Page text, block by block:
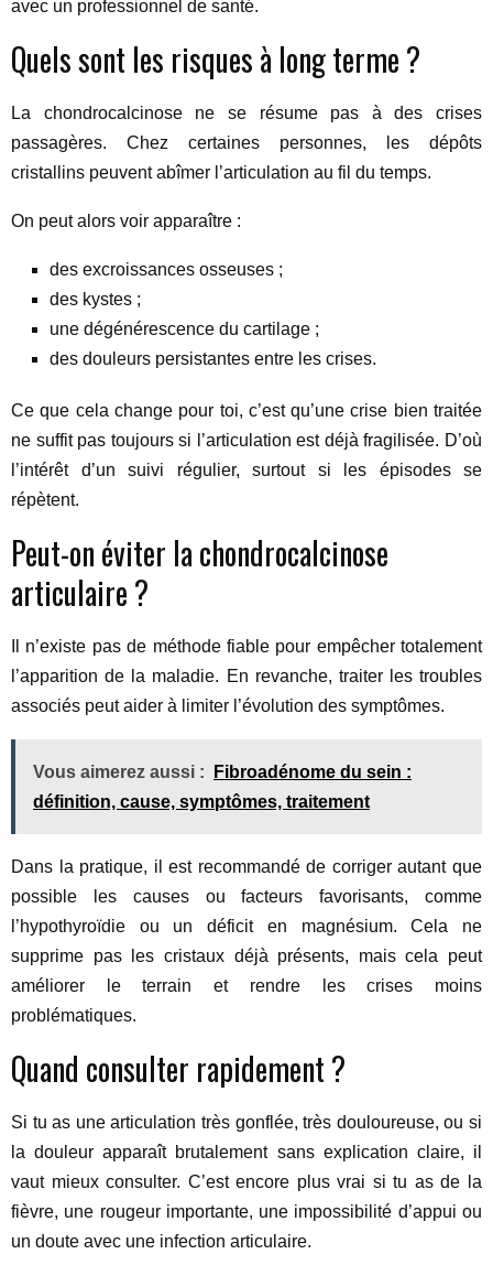
avec un professionnel de santé.
Quels sont les risques à long terme ?
La chondrocalcinose ne se résume pas à des crises
passagères. Chez certaines personnes, les dépôts
cristallins peuvent abîmer l’articulation au fil du temps.
On peut alors voir apparaître :
des excroissances osseuses ;
des kystes ;
une dégénérescence du cartilage ;
des douleurs persistantes entre les crises.
Ce que cela change pour toi, c’est qu’une crise bien traitée
ne suffit pas toujours si l’articulation est déjà fragilisée. D’où
l’intérêt d’un suivi régulier, surtout si les épisodes se
répètent.
Peut-on éviter la chondrocalcinose
articulaire ?
Il n’existe pas de méthode fiable pour empêcher totalement
l’apparition de la maladie. En revanche, traiter les troubles
associés peut aider à limiter l’évolution des symptômes.
Vous aimerez aussi :
Fibroadénome du sein :
définition, cause, symptômes, traitement
Dans la pratique, il est recommandé de corriger autant que
possible les causes ou facteurs favorisants, comme
l’hypothyroïdie ou un déficit en magnésium. Cela ne
supprime pas les cristaux déjà présents, mais cela peut
améliorer le terrain et rendre les crises moins
problématiques.
Quand consulter rapidement ?
Si tu as une articulation très gonflée, très douloureuse, ou si
la douleur apparaît brutalement sans explication claire, il
vaut mieux consulter. C’est encore plus vrai si tu as de la
fièvre, une rougeur importante, une impossibilité d’appui ou
un doute avec une infection articulaire.